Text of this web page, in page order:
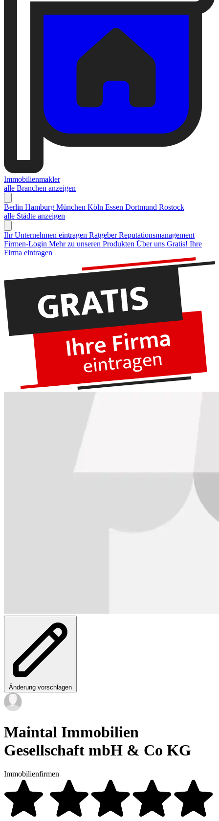
Immobilienmakler
alle Branchen anzeigen
Berlin Hamburg München Köln Essen Dortmund Rostock
alle Städte anzeigen
Ihr Unternehmen eintragen Ratgeber Reputationsmanagement
Firmen-Login Mehr zu unseren Produkten Über uns Gratis! Ihre
Firma eintragen
Änderung vorschlagen
Maintal Immobilien
Gesellschaft mbH & Co KG
Immobilienfirmen